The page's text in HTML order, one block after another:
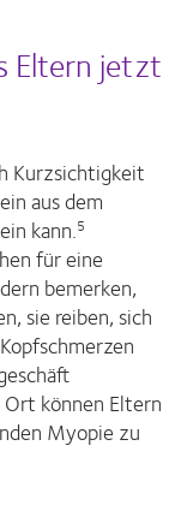
Eltern jetzt
Kurzsichtigkeit
aus dem
kann.5
für eine
bemerken,
sie reiben, sich
können Eltern
Myopie zu